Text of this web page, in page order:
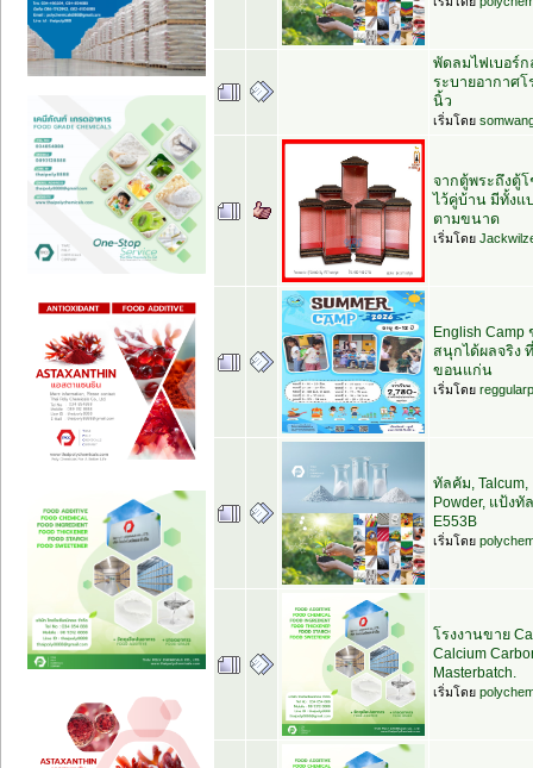
พัดลมไฟเบอร์
ระบายอากาศ
นิ้ว
เริ่มโดย
จากตู้พระถึงตู้
ไว้คู่บ้าน มีทั้งแ
ตามขนาด
เริ่มโดย
English
สนุกได้ผลจริง
ขอนแก่น
เริ่มโดย
ทัลคัม, Talcum,
Powder, แป้งทั
E553B
เริ่มโดย
โรงงานขาย
Calcium
Masterbatch.
เริ่มโดย